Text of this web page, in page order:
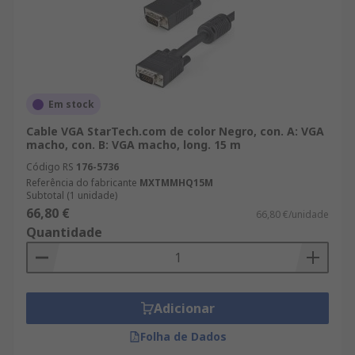
Em stock
Cable VGA StarTech.com de color Negro, con. A: VGA
macho, con. B: VGA macho, long. 15 m
Código RS 176-5736
Referência do fabricante MXTMMHQ15M
Subtotal (1 unidade)
66,80 € 66,80 €/unidade
Quantidade
Adicionar
Folha de Dados